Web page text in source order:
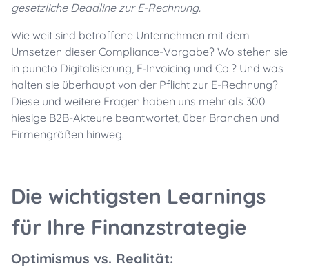
gesetzliche Deadline zur E-Rechnung.
Wie weit sind betroffene Unternehmen mit dem
Umsetzen dieser Compliance-Vorgabe? Wo stehen sie
in puncto Digitalisierung, E‑Invoicing und Co.? Und was
halten sie überhaupt von der Pflicht zur E-Rechnung?
Diese und weitere Fragen haben uns mehr als 300
hiesige B2B-Akteure beantwortet, über Branchen und
Firmengrößen hinweg.
Die wichtigsten Learnings
für Ihre Finanzstrategie
Optimismus vs. Realität: